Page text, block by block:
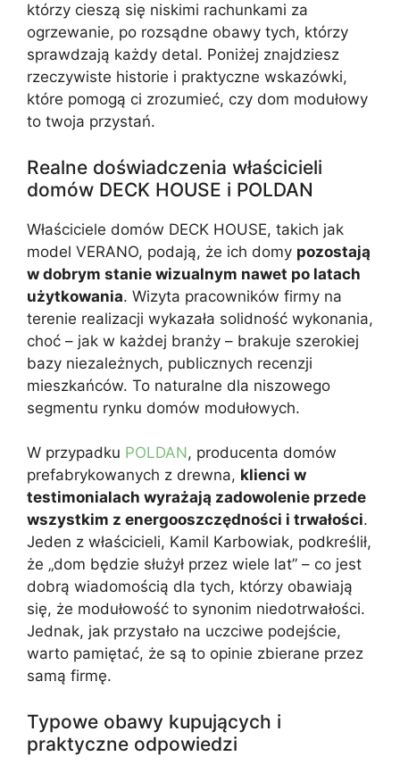
którzy cieszą się niskimi rachunkami za
ogrzewanie, po rozsądne obawy tych, którzy
sprawdzają każdy detal. Poniżej znajdziesz
rzeczywiste historie i praktyczne wskazówki,
które pomogą ci zrozumieć, czy dom modułowy
to twoja przystań.
Realne doświadczenia właścicieli
domów DECK HOUSE i POLDAN
Właściciele domów DECK HOUSE, takich jak
model VERANO, podają, że ich domy pozostają
w dobrym stanie wizualnym nawet po latach
użytkowania. Wizyta pracowników firmy na
terenie realizacji wykazała solidność wykonania,
choć – jak w każdej branży – brakuje szerokiej
bazy niezależnych, publicznych recenzji
mieszkańców. To naturalne dla niszowego
segmentu rynku domów modułowych.
W przypadku POLDAN, producenta domów
prefabrykowanych z drewna, klienci w
testimonialach wyrażają zadowolenie przede
wszystkim z energooszczędności i trwałości.
Jeden z właścicieli, Kamil Karbowiak, podkreślił,
że „dom będzie służył przez wiele lat” – co jest
dobrą wiadomością dla tych, którzy obawiają
się, że modułowość to synonim niedotrwałości.
Jednak, jak przystało na uczciwe podejście,
warto pamiętać, że są to opinie zbierane przez
samą firmę.
Typowe obawy kupujących i
praktyczne odpowiedzi